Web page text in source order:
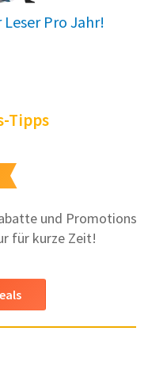
Pro Jahr!
Tipps
und Promotions
für kurze Zeit!